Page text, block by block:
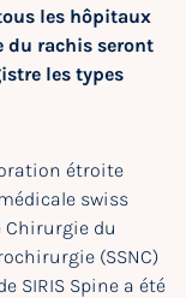
les hôpitaux
du rachis seront
les types
étroite
swiss
Chirurgie du
(SSNC)
SIRIS Spine a été